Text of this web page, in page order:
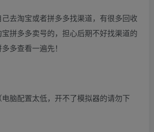
去淘宝或者拼多多找渠道，有很多回收
拼多多卖号的，担心后期不好找渠道的
多查看一遍先！
脑配置太低，开不了模拟器的请勿下